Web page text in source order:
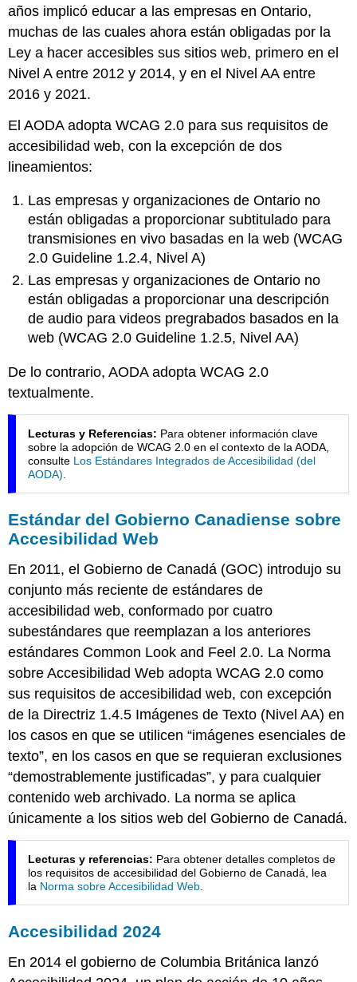
con
Discapacidades
(ADA)
Sección
508
(de
Ley
de
Rehabilitación,
EE.
Reino
Unido
Ley
de
Igualdad
2010
Europa
Italia
Francia
España
años implicó educar a las empresas en Ontario,
muchas de las cuales ahora están obligadas por la
Ley a hacer accesibles sus sitios web, primero en el
Nivel A entre 2012 y 2014, y en el Nivel AA entre
2016 y 2021.
El AODA adopta WCAG 2.0 para sus requisitos de
accesibilidad web, con la excepción de dos
lineamientos:
Las empresas y organizaciones de Ontario no
están obligadas a proporcionar subtitulado para
transmisiones en vivo basadas en la web (WCAG
2.0 Guideline 1.2.4, Nivel A)
Las empresas y organizaciones de Ontario no
están obligadas a proporcionar una descripción
de audio para videos pregrabados basados en la
web (WCAG 2.0 Guideline 1.2.5, Nivel AA)
De lo contrario, AODA adopta WCAG 2.0
textualmente.
Lecturas y Referencias: Para obtener información clave
sobre la adopción de WCAG 2.0 en el contexto de la AODA,
consulte Los Estándares Integrados de Accesibilidad (del
AODA)
Estándar del Gobierno Canadiense sobre
Accesibilidad Web
En 2011, el Gobierno de Canadá (GOC) introdujo su
conjunto más reciente de estándares de
accesibilidad web, conformado por cuatro
subestándares que reemplazan a los anteriores
estándares Common Look and Feel 2.0. La Norma
sobre Accesibilidad Web adopta WCAG 2.0 como
sus requisitos de accesibilidad web, con excepción
de la Directriz 1.4.5 Imágenes de Texto (Nivel AA) en
los casos en que se utilicen “imágenes esenciales de
texto”, en los casos en que se requieran exclusiones
“demostrablemente justificadas”, y para cualquier
contenido web archivado. La norma se aplica
únicamente a los sitios web del Gobierno de Canadá.
Lecturas y referencias: Para obtener detalles completos de
los requisitos de accesibilidad del Gobierno de Canadá, lea
la Norma sobre Accesibilidad Web.
Accesibilidad 2024
En 2014 el gobierno de Columbia Británica lanzó